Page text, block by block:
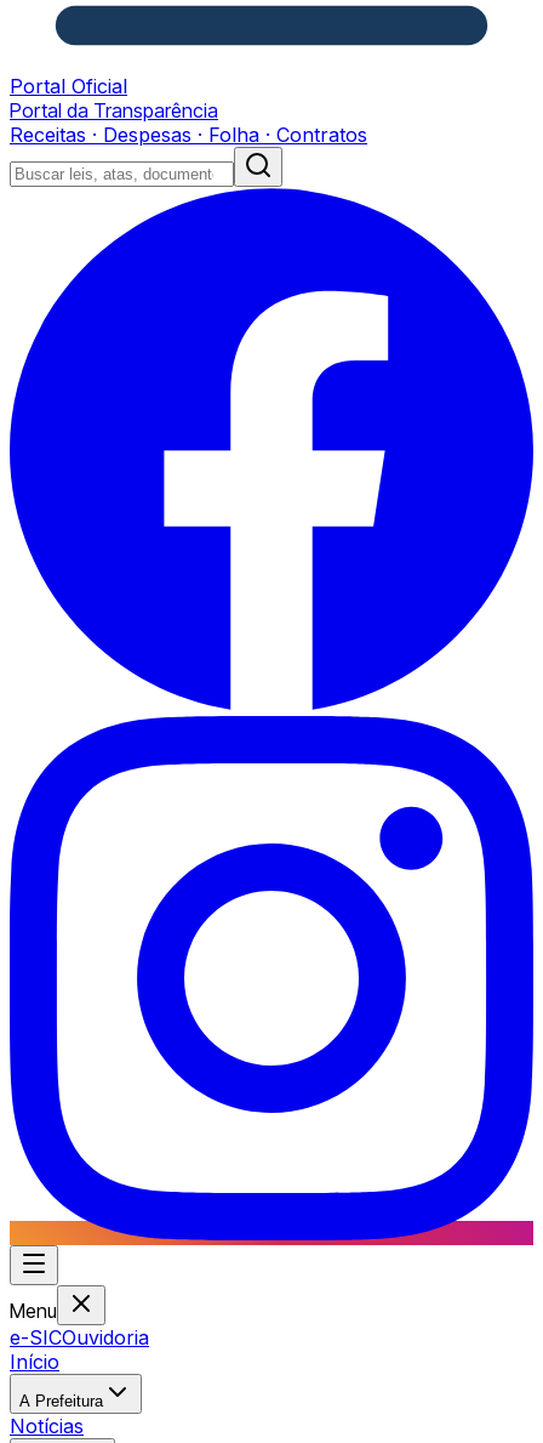
Portal Oficial
Portal da Transparência
Receitas · Despesas · Folha · Contratos
Menu
e-SICOuvidoria
Início
A Prefeitura
Notícias